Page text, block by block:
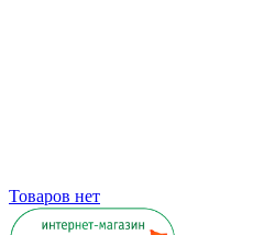
Товаров нет